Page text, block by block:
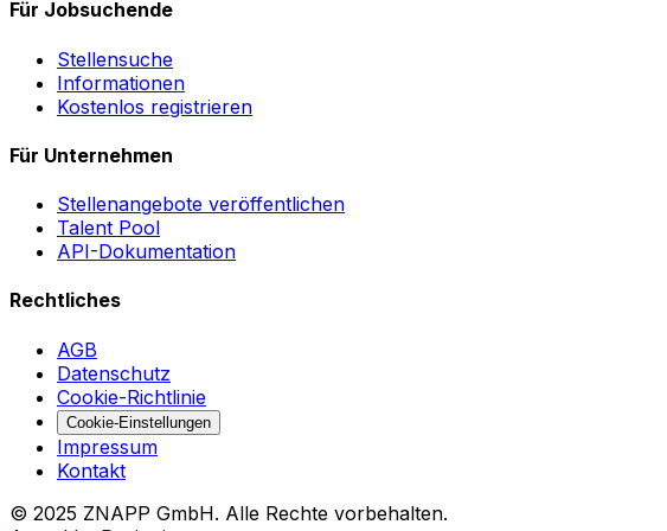
Für Jobsuchende
Stellensuche
Informationen
Kostenlos registrieren
Für Unternehmen
Stellenangebote veröffentlichen
Talent Pool
API-Dokumentation
Rechtliches
AGB
Datenschutz
Cookie-Richtlinie
Cookie-Einstellungen
Impressum
Kontakt
© 2025 ZNAPP GmbH. Alle Rechte vorbehalten.